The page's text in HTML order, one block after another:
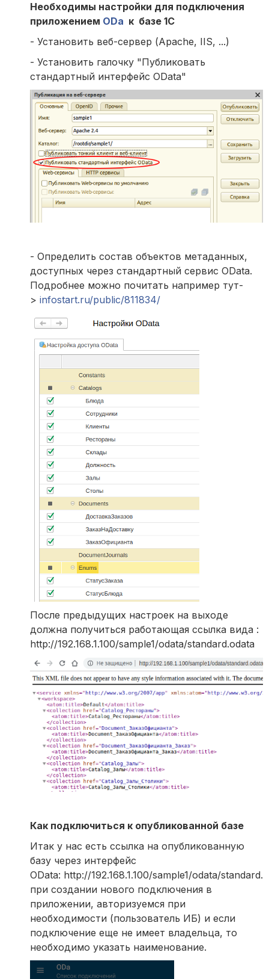
Необходимы настройки для подключения
приложением ODa к базе 1С
- Установить веб-сервер (Apache, IIS, ...)
- Установить галочку "Публиковать
стандартный интерфейс OData"
- Определить состав объектов метаданных,
доступных через стандартный сервис OData.
Подробнее можно почитать например тут-
> infostart.ru/public/811834/
После предыдущих настроек на выходе
должна получиться работающая ссылка вида :
http://192.168.1.100/sample1/odata/standard.odata
Как подключиться к опубликованной базе
Итак у нас есть ссылка на опубликованную
базу через интерфейс
OData: http://192.168.1.100/sample1/odata/
при создании нового подключения в
приложении, авторизуемся при
необходимости (пользователь ИБ) и если
подключение еще не имеет владельца, то
необходимо указать наименование.